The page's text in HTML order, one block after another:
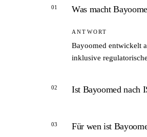
01 Was macht
ANTWORT
Bayoomed entwickelt
inklusive
02 Ist Bayoomed nach
Ja. Bayoomed ist
03 Für wen ist